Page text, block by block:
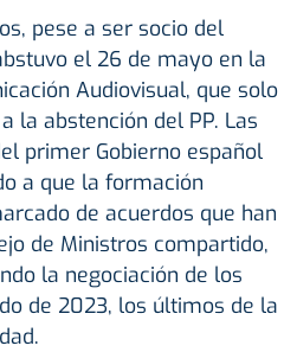
pese a ser socio del
el 26 de mayo en la
Audiovisual, que solo
la abstención del PP. Las
primer Gobierno español
a que la formación
de acuerdos que han
de Ministros compartido,
la negociación de los
de 2023, los últimos de la